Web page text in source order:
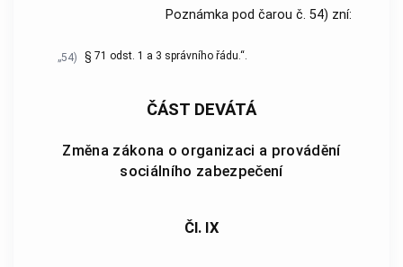
Poznámka pod čarou č. 54) zní:
„54) § 71 odst. 1 a 3 správního řádu.“.
ČÁST DEVÁTÁ
Změna zákona o organizaci a provádění
sociálního zabezpečení
Čl. IX